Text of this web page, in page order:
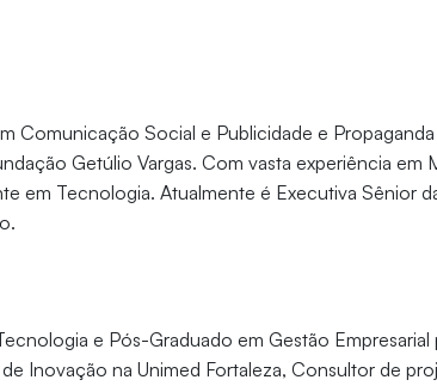
Comunicação Social e Publicidade e
Getúlio Vargas. Com vasta experiência em
em Tecnologia. Atualmente é Executiva Sênior
e Pós-Graduado em Gestão Empresarial
Inovação na Unimed Fortaleza, Consultor de